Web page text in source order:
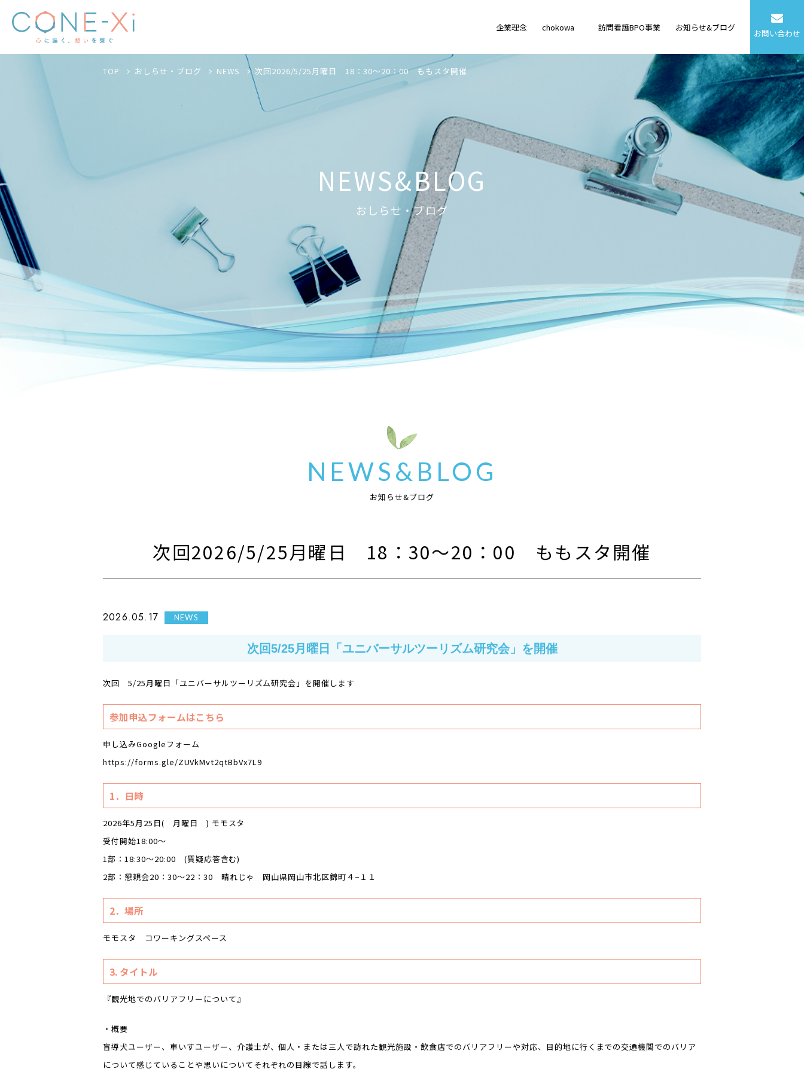
企業理念 chokowa 訪問看護BPO事業 お知らせ&ブログ
お問い合わせ
TOP おしらせ・ブログ NEWS 次回2026/5/25月曜日 18：30～20：00 ももスタ開催
NEWS&BLOG
おしらせ・ブログ
NEWS&BLOG
お知らせ&ブログ
次回2026/5/25月曜日 18：30～20：00 ももスタ開催
2026.05.17 NEWS
次回5/25月曜日「ユニバーサルツーリズム研究会」を開催
次回 5/25月曜日「ユニバーサルツーリズム研究会」を開催します
参加申込フォームはこちら
申し込みGoogleフォーム
https://forms.gle/ZUVkMvt2qtBbVx7L9
1．日時
2026年5月25日( 月曜日 ) モモスタ
受付開始18:00～
1部：18:30～20:00 (質疑応答含む)
2部：懇親会20：30～22：30 晴れじゃ 岡山県岡山市北区錦町４−１１
2．場所
モモスタ コワーキングスペース
3. タイトル
『観光地でのバリアフリーについて』
・概要
盲導犬ユーザー、車いすユーザー、介護士が、個人・または三人で訪れた観光施設・飲食店でのバリアフリーや対応、目的地に行くまでの交通機関でのバリア
について感じていることや思いについてそれぞれの目線で話します。